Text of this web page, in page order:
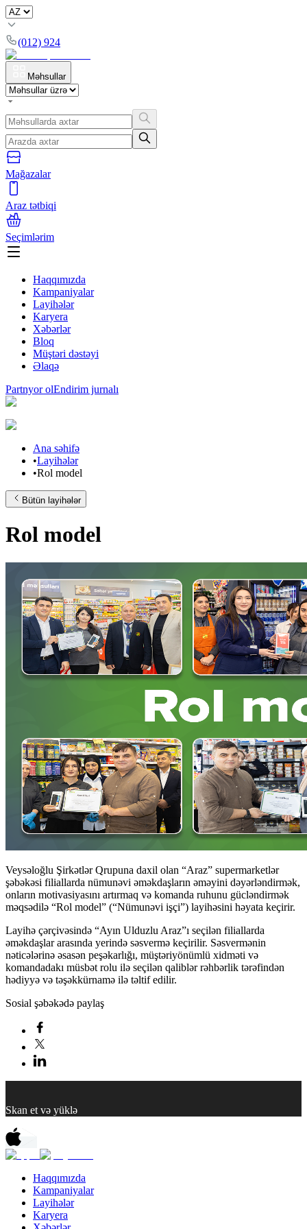
(012) 924
Məhsullar
Mağazalar
Araz tətbiqi
Seçimlərim
Haqqımızda
Kampaniyalar
Layihələr
Karyera
Xəbərlər
Bloq
Müştəri dəstəyi
Əlaqə
Partnyor olEndirim jurnalı
Ana səhifə
•Layihələr
•Rol model
Bütün layihələr
Rol model
Veysəloğlu Şirkətlər Qrupuna daxil olan “Araz” supermarketlər
şəbəkəsi filiallarda nümunəvi əməkdaşların əməyini dəyərləndirmək,
onların motivasiyasını artırmaq və komanda ruhunu gücləndirmək
məqsədilə “Rol model” (“Nümunəvi işçi”) layihəsini həyata keçirir.
Layihə çərçivəsində “Ayın Ulduzlu Araz”ı seçilən filiallarda
əməkdaşlar arasında yerində səsvermə keçirilir. Səsvermənin
nəticələrinə əsasən peşəkarlığı, müştəriyönümlü xidməti və
komandadakı müsbət rolu ilə seçilən qaliblər rəhbərlik tərəfindən
hədiyyə və təşəkkürnamə ilə təltif edilir.
Sosial şəbəkədə paylaş
Skan et və yüklə
Haqqımızda
Kampaniyalar
Layihələr
Karyera